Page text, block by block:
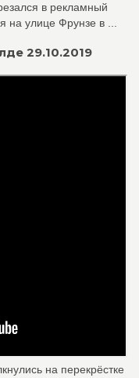
в рекламный
на улице Фрунзе в ...
29.10.2019
на перекрёстке